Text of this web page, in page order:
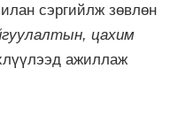
сэргийлж зөвлөн
цахим
ажиллаж